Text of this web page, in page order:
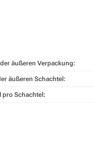
äußeren Verpackung:
äußeren Schachtel:
pro Schachtel: